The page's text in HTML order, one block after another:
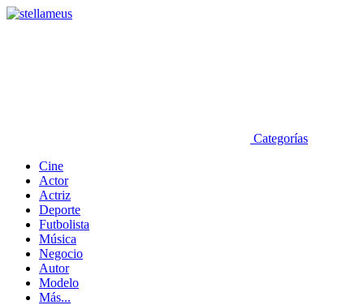
Categorías
Cine
Actor
Actriz
Deporte
Futbolista
Música
Negocio
Autor
Modelo
Más...